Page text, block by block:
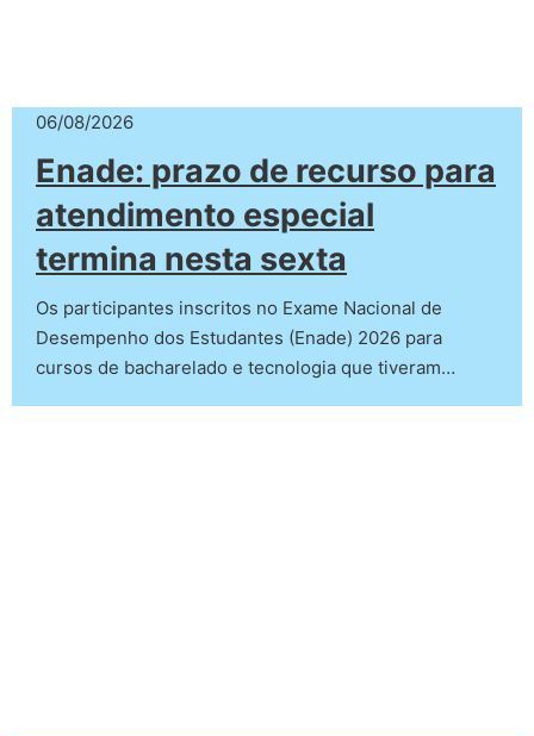
06/08/2026
Enade: prazo de recurso para
atendimento especial
termina nesta sexta
Os participantes inscritos no Exame Nacional de
Desempenho dos Estudantes (Enade) 2026 para
cursos de bacharelado e tecnologia que tiveram…